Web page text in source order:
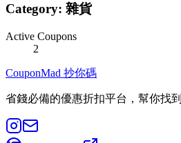
Category: 雜貨
Active Coupons
2
CouponMad 抄你碼
省錢必備的優惠折扣平台，幫你找